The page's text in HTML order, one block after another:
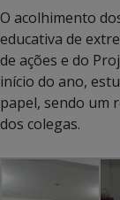
O acolhimento
educativa de
de ações e do
início do ano,
papel, sendo um
dos colegas.